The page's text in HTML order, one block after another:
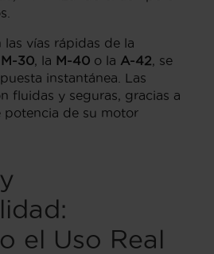
vías rápidas de la
M-30 , la M-40 o la A-42 , se
instantánea. Las
fluidas y seguras, gracias a
potencia de su motor
el Uso Real